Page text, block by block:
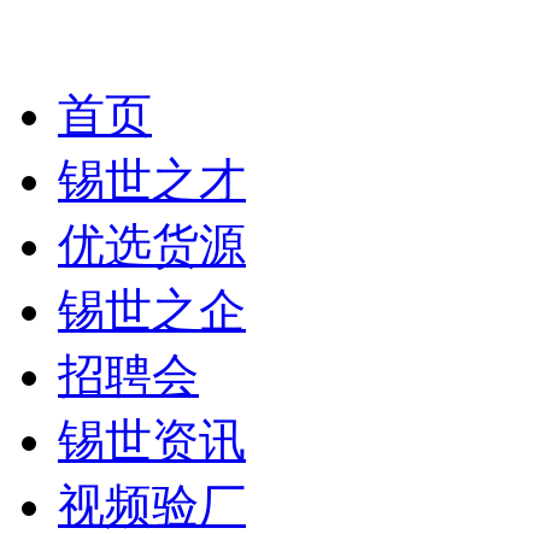
首页
锡世之才
优选货源
锡世之企
招聘会
锡世资讯
视频验厂